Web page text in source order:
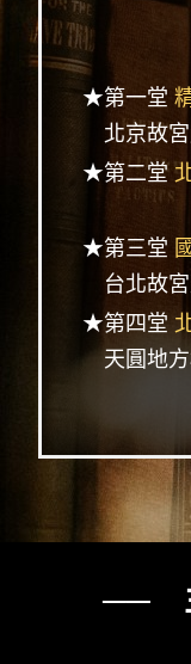
★第一堂
北京故宮
★第二堂
★第三堂
台北故宮
★第四堂
天圓地方
──